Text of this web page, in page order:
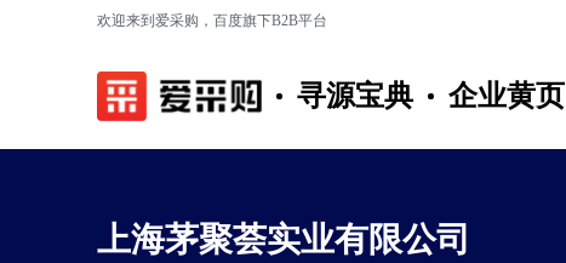
欢迎来到爱采购，百度旗下B2B平台
寻源宝典 企业黄页
上海茅聚荟实业有限公司